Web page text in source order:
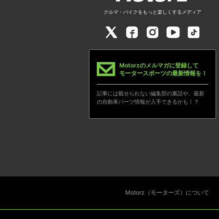
クルマ・バイクをもっと楽しくするメディア
Motorzのメルマガに登録して
モータースポーツの最新情報を！
記事には載せられない編集部の裏話や、最新
の自動車パーツ情報が入手できるかも！？
Motorz（モーターズ）について